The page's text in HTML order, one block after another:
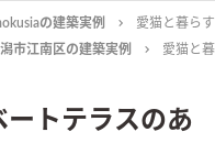
の建築実例
愛猫と暮ら
市江南区の建築実例 愛猫と
トテラスのあ